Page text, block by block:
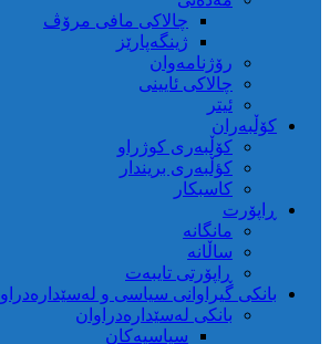
چالاکی مافی مرۆڤ
ژینگەپارێز
رۆژنامەوان
چالاکی ئایینی
ئیتر
کۆڵبەران
کۆڵبەری کوژراو
کؤڵبەری بریندار
کاسبکار
ڕاپۆرت
مانگانە
ساڵانە
ڕاپۆرتی تایبەت
بانکی گیراوانی سیاسی و لەسێدارەدراو
بانکی لەسێدارەدراوان
سیاسیەکان